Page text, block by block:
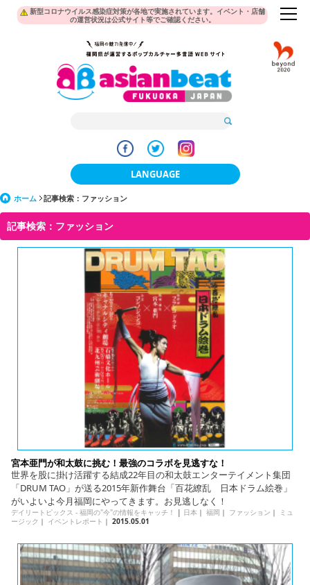
新型コロナウイルス感染症対策が各地で実施されています。イベント・店舗
の運営状況は公式サイト等でご確認ください。
LANGUAGE
簡体中文
繁體中文
English
ภาษาไทย
tiéng Viêt
Bahasa Indonesia
ホーム 記事検索：ファッション
記事検索：ファッション
宮本亜門が和太鼓に挑む！最強のコラボを見逃すな！
世界を股に掛け活躍する結成22年目の和太鼓エンターテイメント集団
「DRUM TAO」が送る2015年新作舞台「百花繚乱 日本ドラム絵巻」
がいよいよ今月福岡にやってきます。お見逃しなく！
デイリートピックス - 福岡の"今"の情報をキャッチ！ | 日本｜ 福岡 ｜ ファッション ｜
ミュ
ージック ｜ イベントレポート ｜ 2015.05.01